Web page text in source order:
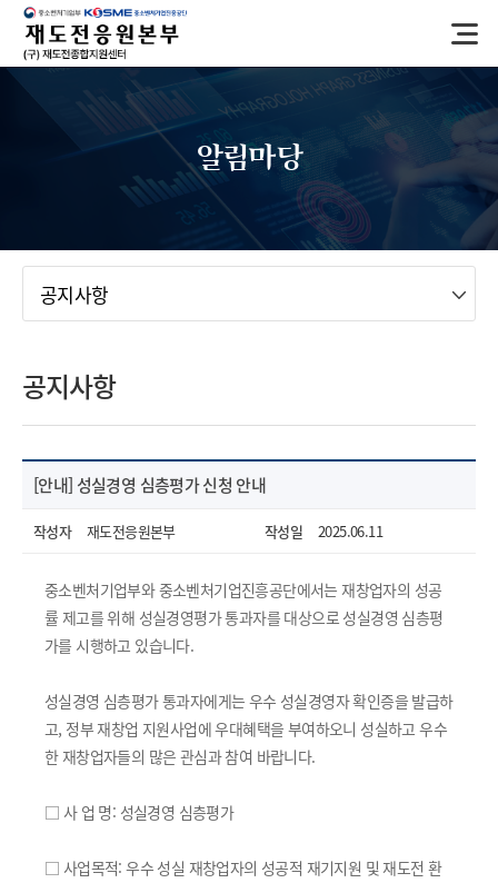
영
알림마당
공지사항
공지사항
[안내] 성실경영 심층평가 신청 안내
작성자 재도전응원본부 작성일 2025.06.11
중소벤처기업부와 중소벤처기업진흥공단에서는 재창업자의 성공
률 제고를 위해 성실경영평가 통과자를 대상으로 성실경영 심층평
가를 시행하고 있습니다.
성실경영 심층평가 통과자에게는 우수 성실경영자 확인증을 발급하
고, 정부 재창업 지원사업에 우대혜택을 부여하오니 성실하고 우수
한 재창업자들의 많은 관심과 참여 바랍니다.
□ 사 업 명: 성실경영 심층평가
□ 사업목적: 우수 성실 재창업자의 성공적 재기지원 및 재도전 환